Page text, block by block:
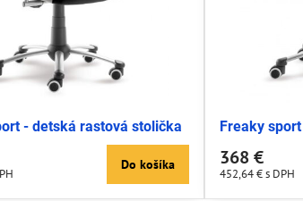
- detská rastová stolička
Do košíka
Freaky
368 €
452,64 €s DPH